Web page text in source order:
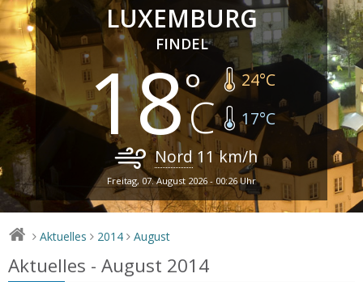
LUXEMBURG
FINDEL
18 24°C
17°C
Nord 11km/h
Freitag, 07. August 2026 - 00:26 Uhr
> Aktuelles > 2014 > August
Aktuelles - August 2014